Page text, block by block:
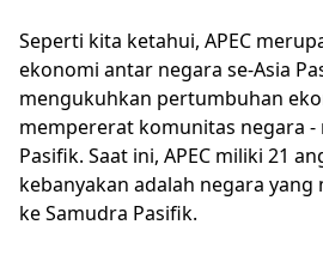
Seperti kita ketahui, APEC
ekonomi antar negara se-Asia
mengukuhkan pertumbuhan
mempererat komunitas negara -
Pasifik. Saat ini, APEC miliki 21
kebanyakan adalah negara
ke Samudra Pasifik.